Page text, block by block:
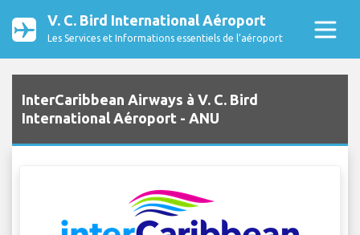
V. C. Bird International Aéroport
Les Services et Informations essentiels de l’aéroport
InterCaribbean Airways à V. C. Bird
International Aéroport - ANU